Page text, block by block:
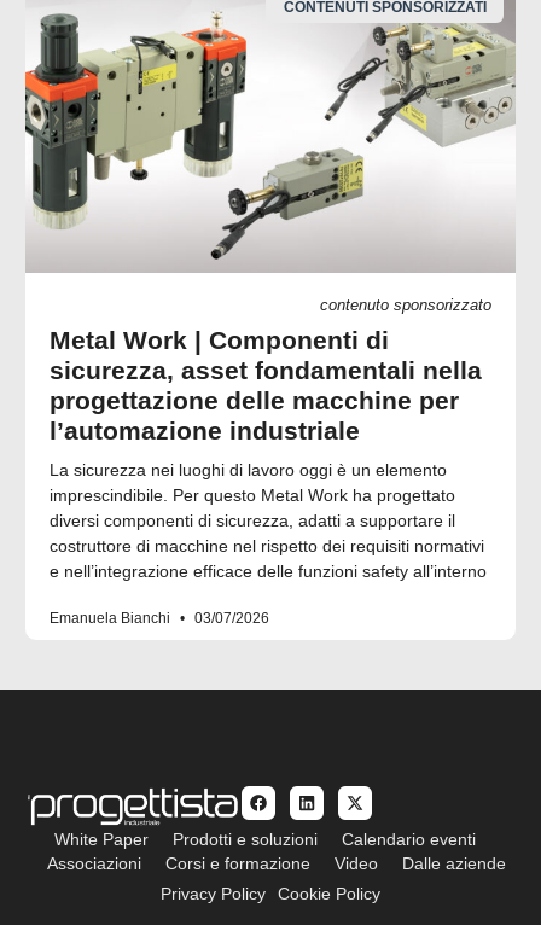
CONTENUTI SPONSORIZZATI
contenuto sponsorizzato
Metal Work | Componenti di
sicurezza, asset fondamentali nella
progettazione delle macchine per
l’automazione industriale
La sicurezza nei luoghi di lavoro oggi è un elemento
imprescindibile. Per questo Metal Work ha progettato
diversi componenti di sicurezza, adatti a supportare il
costruttore di macchine nel rispetto dei requisiti normativi
e nell’integrazione efficace delle funzioni safety all’interno
Emanuela Bianchi 03/07/2026
White Paper Prodotti e soluzioni
Calendario eventi
Associazioni
Corsi e formazione Video
Dalle aziende
Privacy Policy
Cookie Policy